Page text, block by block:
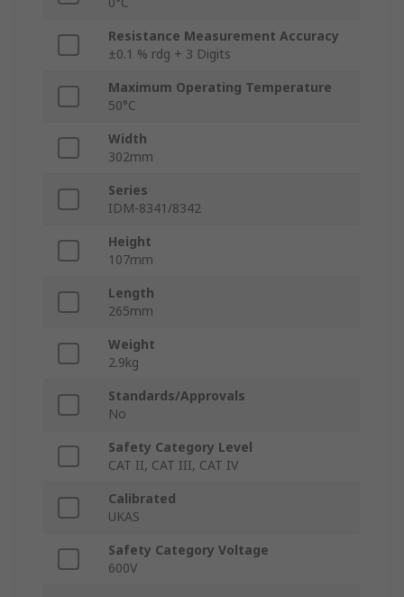
Resistance Measurement Accuracy
±0.1 % rdg + 3 Digits
Maximum Operating Temperature
50°C
Width
302mm
Series
IDM-8341/8342
Height
107mm
Length
265mm
Weight
2.9kg
Standards/Approvals
No
Safety Category Level
CAT II, CAT III, CAT IV
Calibrated
UKAS
Safety Category Voltage
600V